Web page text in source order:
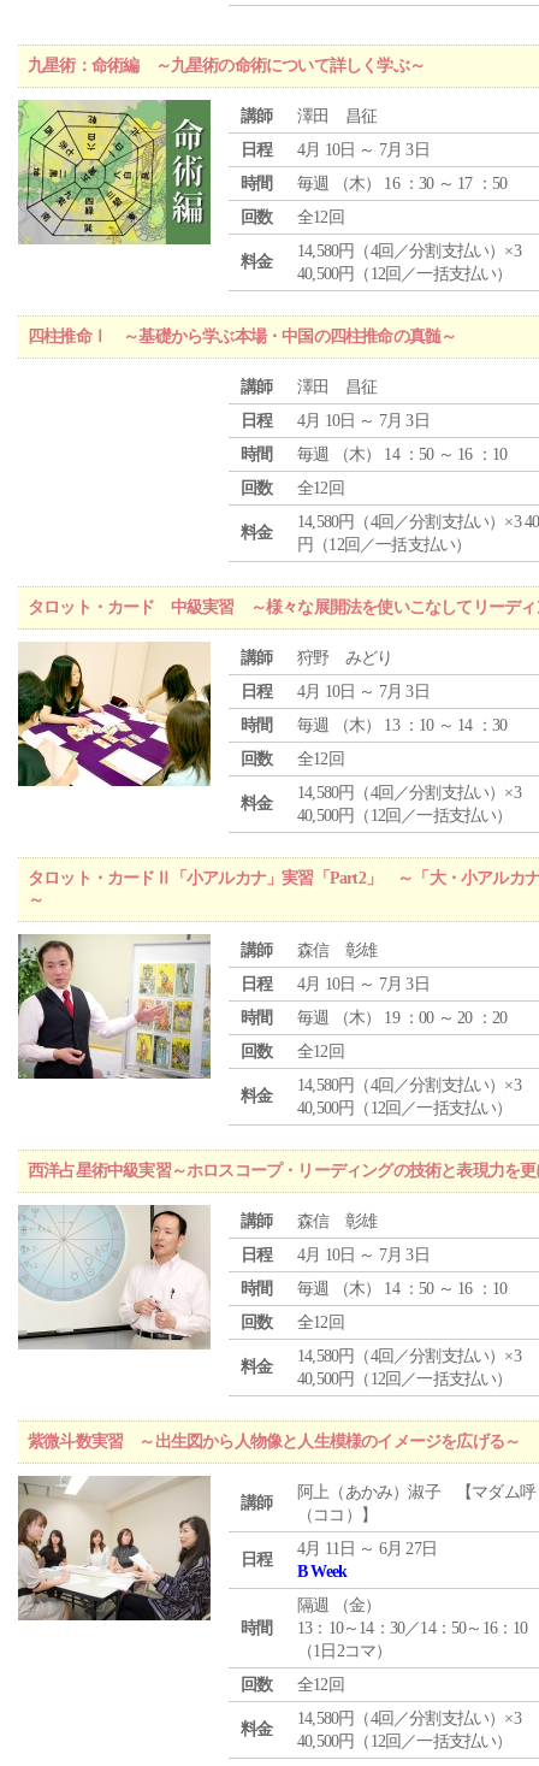
九星術：命術編 ～九星術の命術について詳しく学ぶ～
講師
澤田 昌征
日程
4月 10日 ～ 7月 3日
時間
毎週 （木） 16 ：30 ～ 17 ：50
回数
全12回
料金
14,580円（4回／分割支払い）×3
40,500円（12回／一括支払い）
四柱推命Ⅰ ～基礎から学ぶ本場・中国の四柱推命の真髄～
講師
澤田 昌征
日程
4月 10日 ～ 7月 3日
時間
毎週 （木） 14 ：50 ～ 16 ：10
回数
全12回
料金
14,580円（4回／分割支払い）×3
円（12回／一括支払い）
タロット・カード 中級実習 ～様々な展開法を使いこなしてリーディ
講師
狩野 みどり
日程
4月 10日 ～ 7月 3日
時間
毎週 （木） 13 ：10 ～ 14 ：30
回数
全12回
料金
14,580円（4回／分割支払い）×3
40,500円（12回／一括支払い）
タロット・カードⅡ「小アルカナ」実習「Part2」 ～「大・小アルカ
～
講師
森信 彰雄
日程
4月 10日 ～ 7月 3日
時間
毎週 （木） 19 ：00 ～ 20 ：20
回数
全12回
料金
14,580円（4回／分割支払い）×3
40,500円（12回／一括支払い）
西洋占星術中級実習～ホロスコープ・リーディングの技術と表現力を
講師
森信 彰雄
日程
4月 10日 ～ 7月 3日
時間
毎週 （木） 14 ：50 ～ 16 ：10
回数
全12回
料金
14,580円（4回／分割支払い）×3
40,500円（12回／一括支払い）
紫微斗数実習 ～出生図から人物像と人生模様のイメージを広げる～
講師
阿上（あかみ）淑子 【マダム呼
（ココ）】
日程
4月 11日 ～ 6月 27日
B Week
時間
隔週 （金）
13：10～14：30／14：50～16：10
（1日2コマ）
回数
全12回
料金
14,580円（4回／分割支払い）×3
40,500円（12回／一括支払い）